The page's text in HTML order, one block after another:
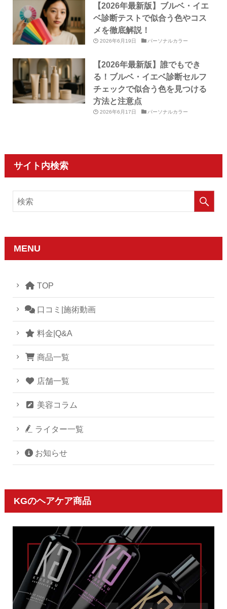
【2026年最新版】ブルベ・イエ
ベ診断テストで似合う色やコス
メを徹底解説！
2026年6月19日 パーソナルカラー
【2026年最新版】誰でもでき
る！ブルベ・イエベ診断セルフ
チェックで似合う色を見つける
方法と注意点
2026年6月17日 パーソナルカラー
サイト内検索
MENU
TOP
口コミ|施術動画
料金|Q&A
商品一覧
店舗一覧
美容コラム
ライター一覧
お知らせ
KGのヘアケア商品